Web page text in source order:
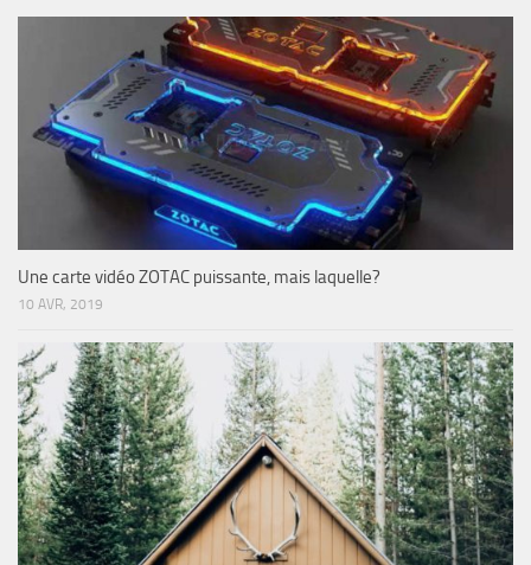
Une carte vidéo ZOTAC puissante, mais laquelle?
10 AVR, 2019